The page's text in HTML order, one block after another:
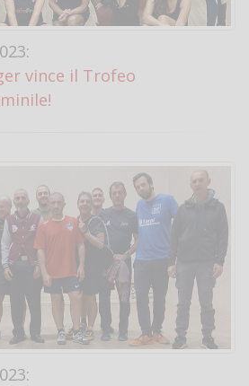
vince il Trofeo